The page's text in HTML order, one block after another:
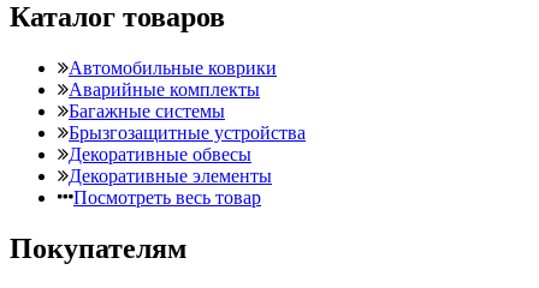
Каталог товаров
Автомобильные коврики
Аварийные комплекты
Багажные системы
Брызгозащитные устройства
Декоративные обвесы
Декоративные элементы
Посмотреть весь товар
Покупателям